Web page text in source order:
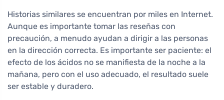
Historias similares se encuentran por miles en Internet.
Aunque es importante tomar las reseñas con
precaución, a menudo ayudan a dirigir a las personas
en la dirección correcta. Es importante ser paciente: el
efecto de los ácidos no se manifiesta de la noche a la
mañana, pero con el uso adecuado, el resultado suele
ser estable y duradero.